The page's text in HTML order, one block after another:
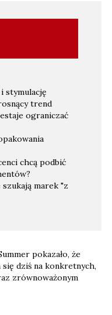
stymulację
trend
ograniczać
chcą podbić
marek "z
pokazało, że
dziś na konkretnych,
zrównoważonym